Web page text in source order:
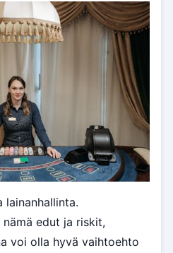
lainanhallinta.
edut ja riskit,
voi olla hyvä vaihtoehto